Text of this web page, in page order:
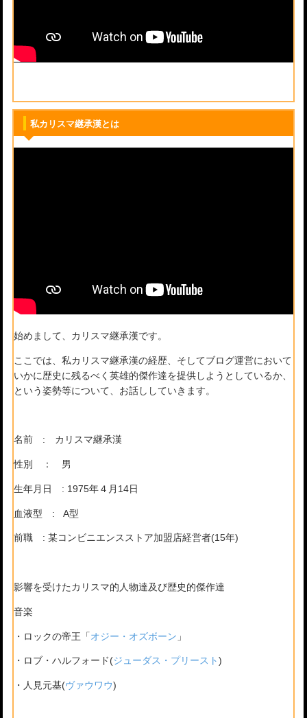
私カリスマ継承漢とは
始めまして、カリスマ継承漢です。
ここでは、私カリスマ継承漢の経歴、そしてブログ運営において
いかに歴史に残るべく英雄的傑作達を提供しようとしているか、
という姿勢等について、お話ししていきます。
名前 : カリスマ継承漢
性別 ： 男
生年月日 : 1975年４月14日
血液型 : A型
前職 : 某コンビニエンスストア加盟店経営者(15年)
影響を受けたカリスマ的人物達及び歴史的傑作達
音楽
・ロックの帝王「 オジー・オズボーン 」
・ロブ・ハルフォード(ジューダス・プリースト )
・人見元基(ヴァウワウ)